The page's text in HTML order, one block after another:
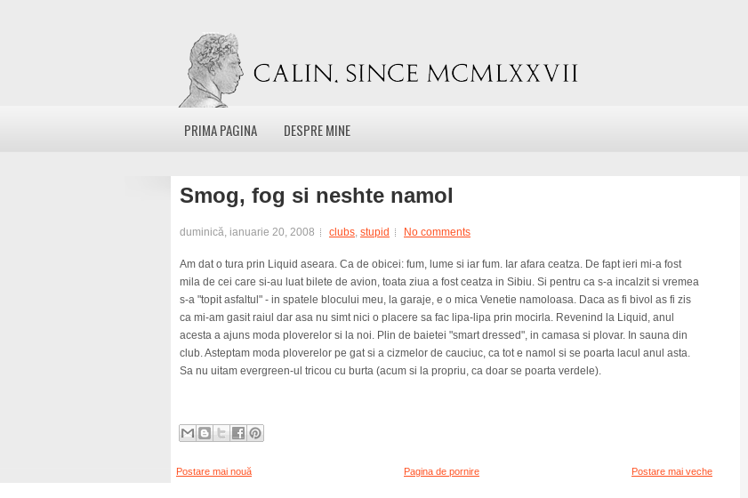
PRIMA PAGINA DESPRE MINE
Smog, fog si neshte namol
duminică, ianuarie 20, 2008 clubs, stupid No comments
Am dat o tura prin Liquid aseara. Ca de obicei: fum, lume si iar fum. Iar afara ceatza. De fapt ieri mi-a fost
mila de cei care si-au luat bilete de avion, toata ziua a fost ceatza in Sibiu. Si pentru ca s-a incalzit si vremea
s-a "topit asfaltul" - in spatele blocului meu, la garaje, e o mica Venetie namoloasa. Daca as fi bivol as fi zis
ca mi-am gasit raiul dar asa nu simt nici o placere sa fac lipa-lipa prin mocirla. Revenind la Liquid, anul
acesta a ajuns moda ploverelor si la noi. Plin de baietei "smart dressed", in camasa si plovar. In sauna din
club. Asteptam moda ploverelor pe gat si a cizmelor de cauciuc, ca tot e namol si se poarta lacul anul asta.
Sa nu uitam evergreen-ul tricou cu burta (acum si la propriu, ca doar se poarta verdele).
Postare mai nouă Postare mai veche
Pagina de pornire